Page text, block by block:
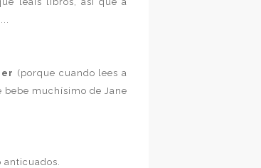
(porque cuando lees a
bebe muchísimo de Jane